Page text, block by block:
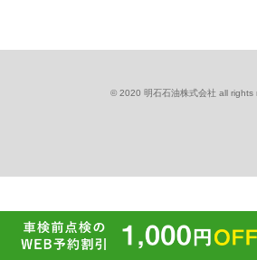
© 2020 明石石油株式会社 all rights